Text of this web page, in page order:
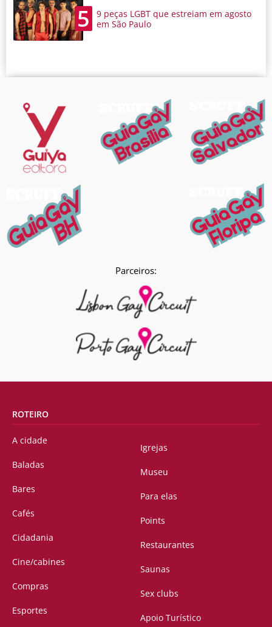
5
9 peças LGBT que estreiam em agosto
em São Paulo
Parceiros:
ROTEIRO
A cidade
Baladas
Bares
Cafés
Cidadania
Cine/cabines
Compras
Esportes
Igrejas
Museu
Para elas
Points
Restaurantes
Saunas
Sex clubs
Apoio Turístico